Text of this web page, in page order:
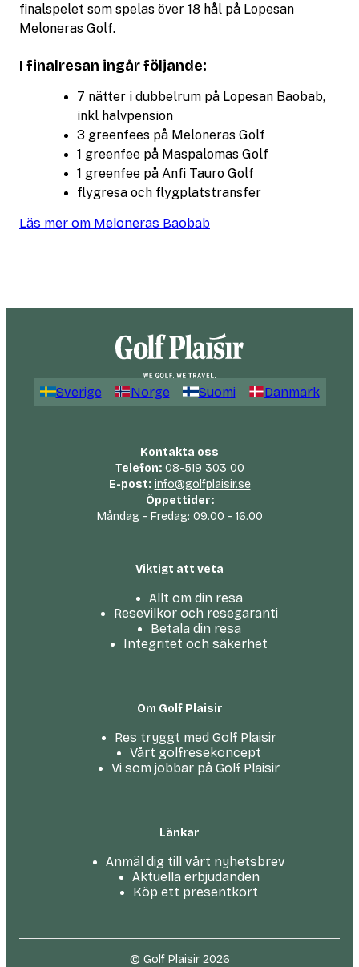
finalspelet som spelas över 18 hål på Lopesan
Meloneras Golf.
I finalresan ingår följande:
7 nätter i dubbelrum på Lopesan Baobab,
inkl halvpension
3 greenfees på Meloneras Golf
1 greenfee på Maspalomas Golf
1 greenfee på Anfi Tauro Golf
flygresa och flygplatstransfer
Läs mer om Meloneras Baobab
Sverige Norge Suomi Danmark
Kontakta oss
Telefon:08-519 303 00
E-post: info@golfplaisir.se
Öppettider:
Måndag - Fredag: 09.00 - 16.00
Viktigt att veta
Allt om din resa
Resevilkor och resegaranti
Betala din resa
Integritet och säkerhet
Om Golf Plaisir
Res tryggt med Golf Plaisir
Vårt golfresekoncept
Vi som jobbar på Golf Plaisir
Länkar
Anmäl dig till vårt nyhetsbrev
Aktuella erbjudanden
Köp ett presentkort
© Golf Plaisir 2026